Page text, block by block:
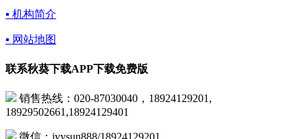
▪ 机构简介
▪ 网站地图
联系秋葵下载APP下载免费版
销售热线：020-87030040，18924129201,
18929502661,18924129401
微信：ivysun888/18924129201